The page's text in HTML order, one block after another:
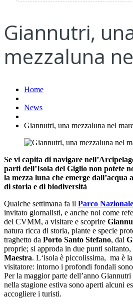
Giannutri,
mezzaluna
Home
News
Giannutri, una mezzaluna nel
Se vi capita di navigare
parti dell’Isola del Giglio non potete
la mezza luna che emerge dall’acqua
di storia e di biodiversità
Qualche settimana fa il Parco
invitato giornalisti, e anche noi come
del CVMM, a visitare e scoprire
natura ricca di storia, piante e specie
traghetto da Porto Santo Stefano, dal
proprie; si approda in due punti soltanto,
Maestra. L‘isola è piccolissima, ma è
visitatore: intorno i profondi fondali
Per la maggior parte dell’anno
nella stagione estiva sono aperti alcuni
accogliere i turisti.